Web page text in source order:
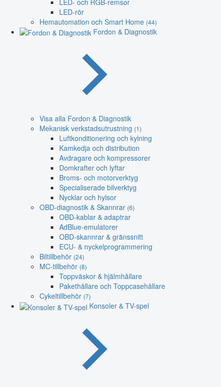
LED-rör
Hemautomation och Smart Home (44)
Fordon & Diagnostik
Visa alla Fordon & Diagnostik
Mekanisk verkstadsutrustning (1)
Luftkonditionering och kylning
Kamkedja och distribution
Avdragare och kompressorer
Domkrafter och lyftar
Broms- och motorverktyg
Specialiserade bilverktyg
Nycklar och hylsor
OBD-diagnostik & Skannrar (6)
OBD-kablar & adaptrar
AdBlue-emulatorer
OBD-skannrar & gränssnitt
ECU- & nyckelprogrammering
Biltillbehör (24)
MC-tillbehör (8)
Toppväskor & hjälmhållare
Pakethållare och Toppcasehållare
Cykeltillbehör (7)
Konsoler & TV-spel